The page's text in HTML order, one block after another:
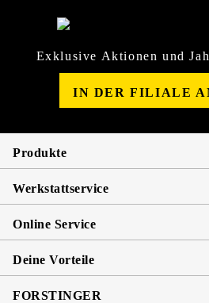
Exklusive Aktionen und
IN DER FILIALE
Produkte
Werkstattservice
Online Service
Deine Vorteile
FORSTINGER